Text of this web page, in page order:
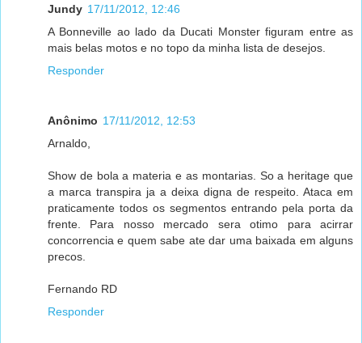
Jundy 17/11/2012, 12:46
A Bonneville ao lado da Ducati Monster figuram entre as
mais belas motos e no topo da minha lista de desejos.
Responder
Anônimo 17/11/2012, 12:53
Arnaldo,
Show de bola a materia e as montarias. So a heritage que
a marca transpira ja a deixa digna de respeito. Ataca em
praticamente todos os segmentos entrando pela porta da
frente. Para nosso mercado sera otimo para acirrar
concorrencia e quem sabe ate dar uma baixada em alguns
precos.
Fernando RD
Responder